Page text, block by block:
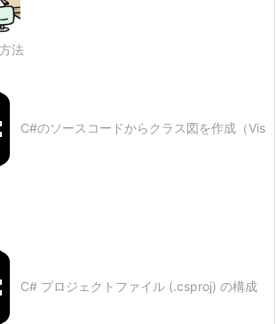
法
C#のソースコードからクラス図を作成（Vis
C# プロジェクトファイル (.csproj) の構成